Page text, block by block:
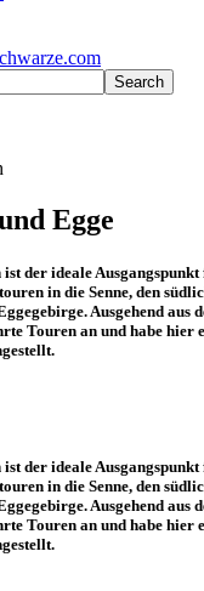
Egge
ist der ideale
in die Senne, den
Ausgehend aus
Touren an und habe hier
ist der ideale
in die Senne, den
Ausgehend aus
Touren an und habe hier